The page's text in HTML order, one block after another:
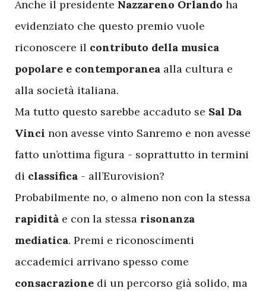
Anche il presidente Nazzareno Orlando ha
evidenziato che questo premio vuole
riconoscere il contributo della musica
popolare e contemporanea alla cultura e
alla società italiana.
Ma tutto questo sarebbe accaduto se Sal Da
Vinci non avesse vinto Sanremo e non avesse
fatto un’ottima figura - soprattutto in termini
di classifica - all’Eurovision?
Probabilmente no, o almeno non con la stessa
rapidità e con la stessa risonanza
mediatica. Premi e riconoscimenti
accademici arrivano spesso come
consacrazione di un percorso già solido, ma